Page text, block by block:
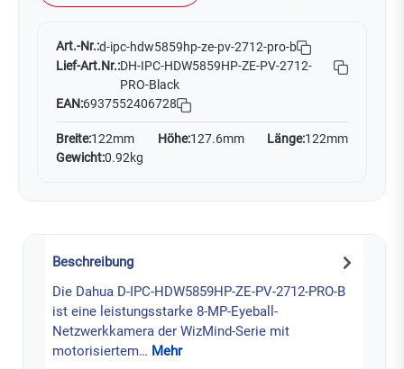
Art.-Nr.:d-ipc-hdw5859hp-ze-pv-2712-pro-b
Lief-Art.Nr.:DH-IPC-HDW5859HP-ZE-PV-2712-
PRO-Black
EAN:6937552406728
Breite:122mm Höhe:127.6mm Länge:122mm
Gewicht:0.92kg
Beschreibung
Die Dahua D-IPC-HDW5859HP-ZE-PV-2712-PRO-B
ist eine leistungsstarke 8-MP-Eyeball-
Netzwerkkamera der WizMind-Serie mit
motorisiertem… Mehr